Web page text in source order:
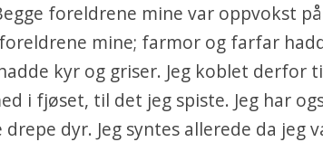
foreldrene mine var oppvokst
mine; farmor og farfar
kyr og griser. Jeg koblet derfor
i fjøset, til det jeg spiste. Jeg har
dyr. Jeg syntes allerede da jeg